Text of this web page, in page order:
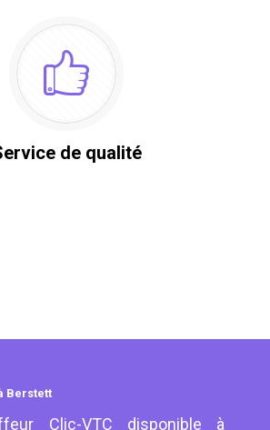
de qualité
Berstett
Clic-VTC disponible à